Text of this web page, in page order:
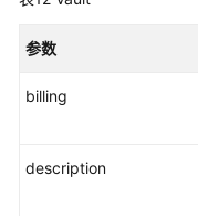
参数
billing
description